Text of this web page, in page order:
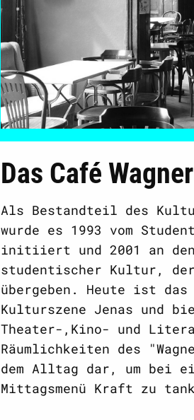
Das Café Wagner
Als Bestandteil des
wurde es 1993 vom
initiiert und 2001 an den
studentischer Kultur,
übergeben. Heute ist
Kulturszene Jenas und
Theater-,Kino- und
Räumlichkeiten des
dem Alltag dar, um bei
Mittagsmenü Kraft zu